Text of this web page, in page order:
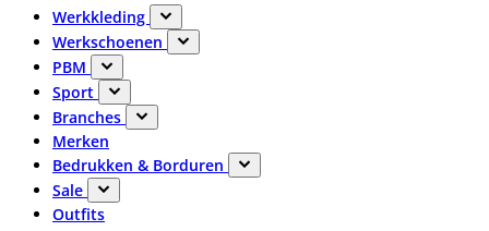
Werkkleding
Werkschoenen
PBM
Sport
Branches
Merken
Bedrukken & Borduren
Sale
Outfits